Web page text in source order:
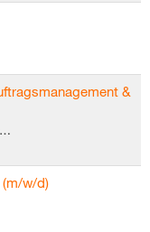
&
w/d)